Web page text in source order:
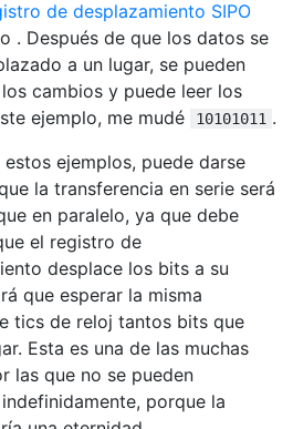
de desplazamiento SIPO
. Después de que los datos se
a un lugar, se pueden
cambios y puede leer los
ejemplo, me mudé
10101011 .
ejemplos, puede darse
la transferencia en serie será
en paralelo, ya que debe
el registro de
desplace los bits a su
que esperar la misma
tics de reloj tantos bits que
Esta es una de las muchas
las que no se pueden
porque la